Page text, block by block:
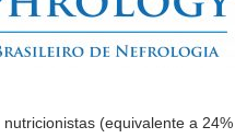
(equivalente a 24%